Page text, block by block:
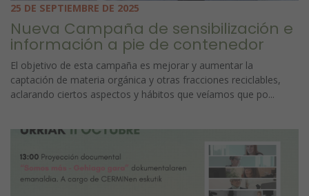
25 DE SEPTIEMBRE DE 2025
Nueva Campaña de sensibilización e
información a pie de contenedor
El objetivo de esta campaña es mejorar y aumentar la
captación de materia orgánica y otras fracciones reciclables,
aclarando ciertos aspectos y hábitos que veíamos que po...